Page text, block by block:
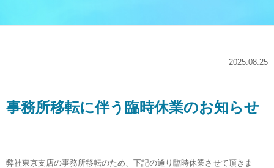
2025.08.25
事務所移転に伴う臨時休業のお知らせ
弊社東京支店の事務所移転のため、下記の通り臨時休業させて頂きま